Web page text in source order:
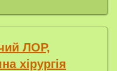
ЛОР,
хірургія